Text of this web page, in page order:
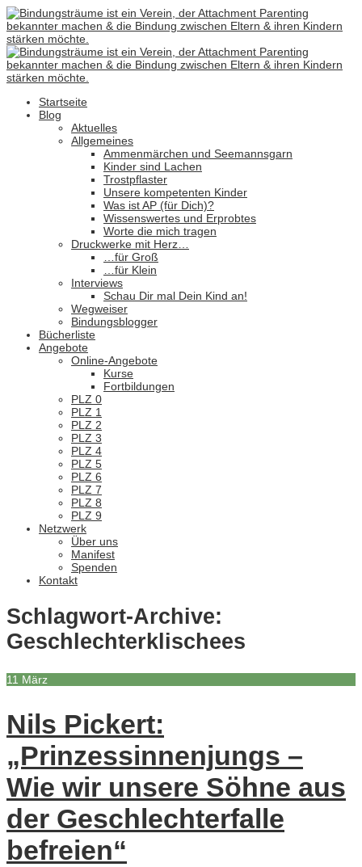
Startseite
Blog
Aktuelles
Allgemeines
Ammenmärchen und Seemannsgarn
Kinder sind Lachen
Trostpflaster
Unsere kompetenten Kinder
Was ist AP (für Dich)?
Wissenswertes und Erprobtes
Worte die mich tragen
Druckwerke mit Herz…
…für Groß
…für Klein
Interviews
Schau Dir mal Dein Kind an!
Wegweiser
Bindungsblogger
Bücherliste
Angebote
Online-Angebote
Kurse
Fortbildungen
PLZ 0
PLZ 1
PLZ 2
PLZ 3
PLZ 4
PLZ 5
PLZ 6
PLZ 7
PLZ 8
PLZ 9
Netzwerk
Über uns
Manifest
Spenden
Kontakt
Schlagwort-Archive:
Geschlechterklischees
11 März
Nils Pickert:
„Prinzessinnenjungs –
Wie wir unsere Söhne aus
der Geschlechterfalle
befreien“